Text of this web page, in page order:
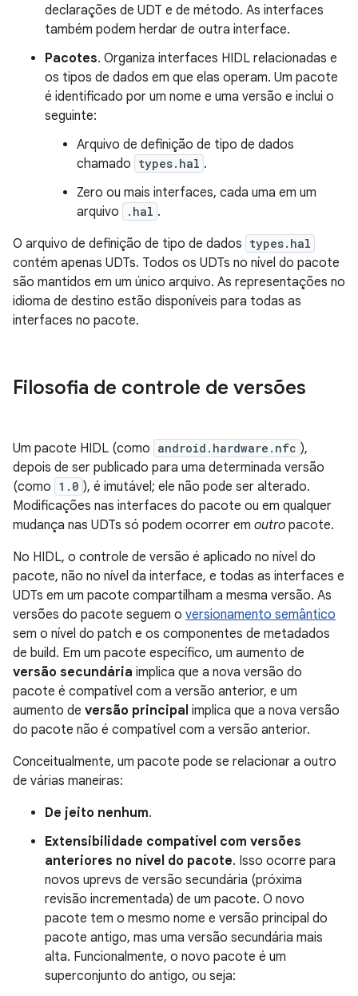
declarações de UDT e de método. As interfaces
também podem herdar de outra interface.
Pacotes. Organiza interfaces HIDL relacionadas e
os tipos de dados em que elas operam. Um pacote
é identificado por um nome e uma versão e inclui o
seguinte:
Arquivo de definição de tipo de dados
chamado types.hal .
Zero ou mais interfaces, cada uma em um
arquivo
.hal .
O arquivo de definição de tipo de dados types.hal
contém apenas UDTs. Todos os UDTs no nível do pacote
são mantidos em um único arquivo. As representações no
idioma de destino estão disponíveis para todas as
interfaces no pacote.
Filosofia de controle de versões
Um pacote HIDL (como android.hardware.nfc ),
depois de ser publicado para uma determinada versão
(como 1.0 ), é imutável; ele não pode ser alterado.
Modificações nas interfaces do pacote ou em qualquer
mudança nas UDTs só podem ocorrer em outro pacote.
No HIDL, o controle de versão é aplicado no nível do
pacote, não no nível da interface, e todas as interfaces e
UDTs em um pacote compartilham a mesma versão. As
versões do pacote seguem o versionamento semântico
sem o nível do patch e os componentes de metadados
de build. Em um pacote específico, um aumento de
versão secundária implica que a nova versão do
pacote é compatível com a versão anterior, e um
aumento de versão principal implica que a nova versão
do pacote não é compatível com a versão anterior.
Conceitualmente, um pacote pode se relacionar a outro
de várias maneiras:
De jeito nenhum.
Extensibilidade compatível com versões
anteriores no nível do pacote. Isso ocorre para
novos uprevs de versão secundária (próxima
revisão incrementada) de um pacote. O novo
pacote tem o mesmo nome e versão principal do
pacote antigo, mas uma versão secundária mais
alta. Funcionalmente, o novo pacote é um
superconjunto do antigo, ou seja: